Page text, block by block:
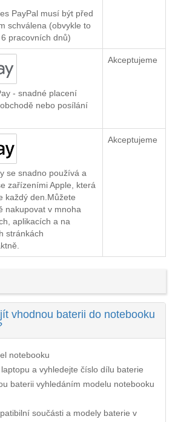
PayPal musí být před
schválena (obvykle to
pracovních dnů)
- snadné placení
nebo posílání
Akceptujeme
se snadno používá a
zařízeními Apple, která
každý den.Můžete
nakupovat v mnoha
aplikacích a na
stránkách
Akceptujeme
vhodnou baterii do notebooku
notebooku
a vyhledejte číslo dílu baterie
baterii vyhledáním modelu notebooku
součásti a modely baterie v